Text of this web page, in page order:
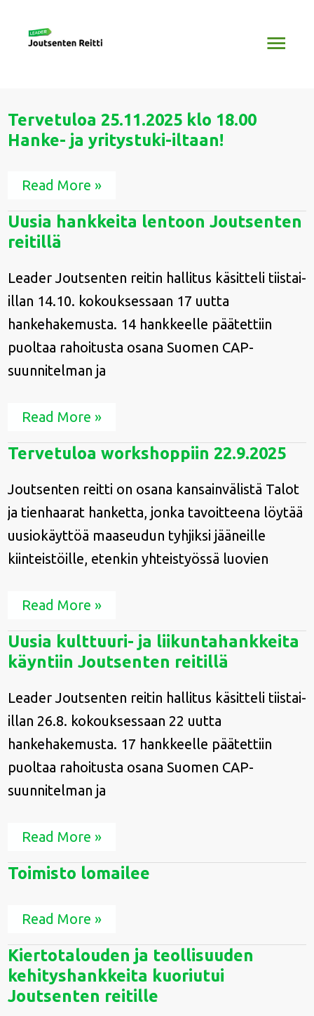
sisältöön
Tervetuloa 25.11.2025 klo 18.00
Hanke- ja yritystuki-iltaan!
Tervetuloa
25.11.2025
klo
ja
iltaan!
Read More »
Uusia hankkeita lentoon Joutsenten
reitillä
Leader Joutsenten reitin hallitus käsitteli tiistai-
illan 14.10. kokouksessaan 17 uutta
hankehakemusta. 14 hankkeelle päätettiin
puoltaa rahoitusta osana Suomen CAP-
suunnitelman ja
Uusia
hankkeita
lentoon
reitillä
Read More »
Tervetuloa workshoppiin 22.9.2025
Joutsenten reitti on osana kansainvälistä Talot
ja tienhaarat hanketta, jonka tavoitteena löytää
uusiokäyttöä maaseudun tyhjiksi jääneille
kiinteistöille, etenkin yhteistyössä luovien
Tervetuloa
workshoppiin
Read More »
Uusia kulttuuri- ja liikuntahankkeita
käyntiin Joutsenten reitillä
Leader Joutsenten reitin hallitus käsitteli tiistai-
illan 26.8. kokouksessaan 22 uutta
hankehakemusta. 17 hankkeelle päätettiin
puoltaa rahoitusta osana Suomen CAP-
suunnitelman ja
Uusia
kulttuuri-
ja
käyntiin
Joutsenten
reitillä
Read More »
Toimisto lomailee
Toimisto
lomailee
Read More »
Kiertotalouden ja teollisuuden
kehityshankkeita kuoriutui
Joutsenten reitille
Kiertotalouden
ja
teollisuuden
kehityshankkeita
kuoriutui